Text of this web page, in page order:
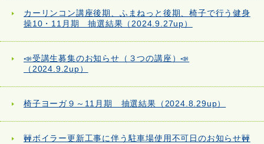
カーリンコン講座後期、ふまねっと後期、椅子で行う健身
操10・11月期 抽選結果（2024.9.27up）
📣受講生募集のお知らせ（３つの講座）📣
（2024.9.2up）
椅子ヨーガ９～11月期 抽選結果（2024.8.29up）
🚧ボイラー更新工事に伴う駐車場使用不可日のお知らせ🚧